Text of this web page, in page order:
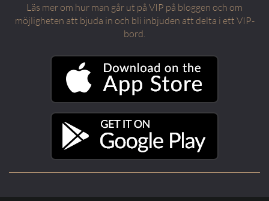
Läs mer om hur man går ut på VIP på bloggen och om
möjligheten att bjuda in och bli inbjuden att delta i ett VIP-
bord.